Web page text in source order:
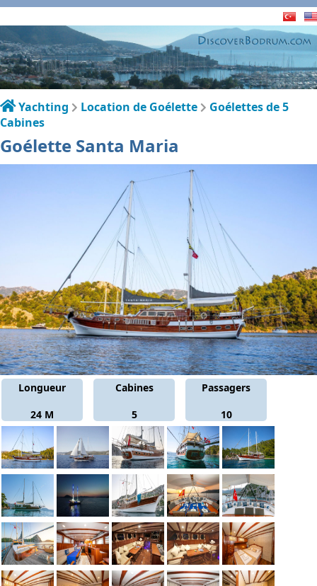
Yachting Location de Goélette
Goélettes de 5
Cabines
Goélette Santa Maria
Longueur
24 M
Cabines
5
Passagers
10